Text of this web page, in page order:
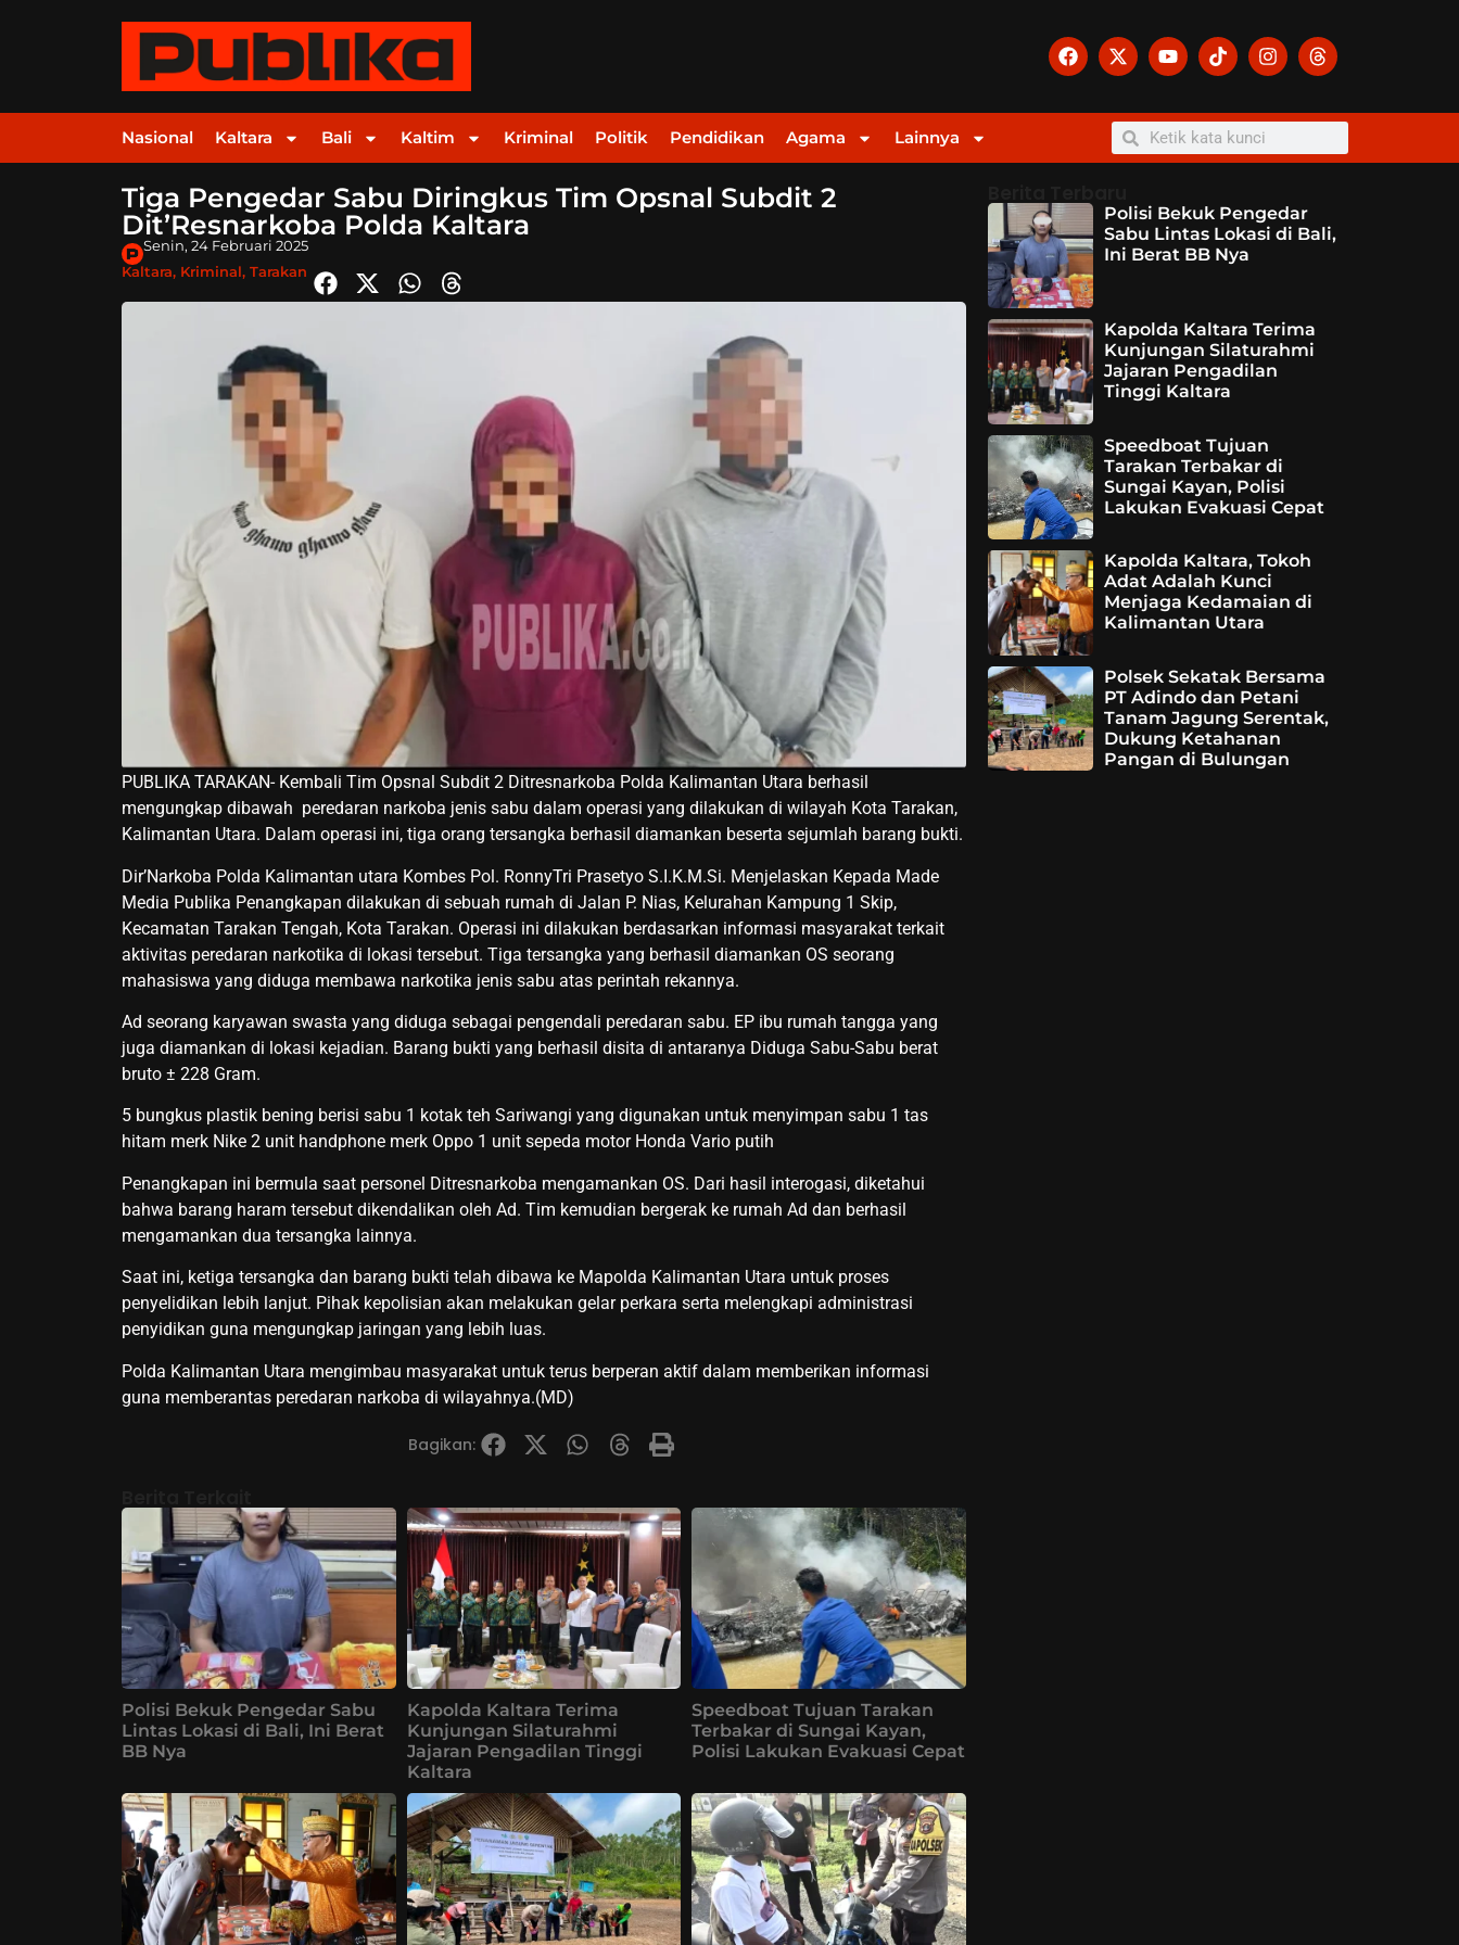
Nasional Kaltara Bali Kaltim Kriminal Politik Pendidikan Agama Lainnya
Tiga Pengedar Sabu Diringkus Tim Opsnal Subdit 2
Dit’Resnarkoba Polda Kaltara
Senin, 24 Februari 2025
Kaltara, Kriminal, Tarakan
PUBLIKA TARAKAN- Kembali Tim Opsnal Subdit 2 Ditresnarkoba Polda Kalimantan Utara berhasil
mengungkap dibawah peredaran narkoba jenis sabu dalam operasi yang dilakukan di wilayah Kota Tarakan,
Kalimantan Utara. Dalam operasi ini, tiga orang tersangka berhasil diamankan beserta sejumlah barang bukti.
Dir’Narkoba Polda Kalimantan utara Kombes Pol. RonnyTri Prasetyo S.I.K.M.Si. Menjelaskan Kepada Made
Media Publika Penangkapan dilakukan di sebuah rumah di Jalan P. Nias, Kelurahan Kampung 1 Skip,
Kecamatan Tarakan Tengah, Kota Tarakan. Operasi ini dilakukan berdasarkan informasi masyarakat terkait
aktivitas peredaran narkotika di lokasi tersebut. Tiga tersangka yang berhasil diamankan OS seorang
mahasiswa yang diduga membawa narkotika jenis sabu atas perintah rekannya.
Ad seorang karyawan swasta yang diduga sebagai pengendali peredaran sabu. EP ibu rumah tangga yang
juga diamankan di lokasi kejadian. Barang bukti yang berhasil disita di antaranya Diduga Sabu-Sabu berat
bruto ± 228 Gram.
5 bungkus plastik bening berisi sabu 1 kotak teh Sariwangi yang digunakan untuk menyimpan sabu 1 tas
hitam merk Nike 2 unit handphone merk Oppo 1 unit sepeda motor Honda Vario putih
Penangkapan ini bermula saat personel Ditresnarkoba mengamankan OS. Dari hasil interogasi, diketahui
bahwa barang haram tersebut dikendalikan oleh Ad. Tim kemudian bergerak ke rumah Ad dan berhasil
mengamankan dua tersangka lainnya.
Saat ini, ketiga tersangka dan barang bukti telah dibawa ke Mapolda Kalimantan Utara untuk proses
penyelidikan lebih lanjut. Pihak kepolisian akan melakukan gelar perkara serta melengkapi administrasi
penyidikan guna mengungkap jaringan yang lebih luas.
Polda Kalimantan Utara mengimbau masyarakat untuk terus berperan aktif dalam memberikan informasi
guna memberantas peredaran narkoba di wilayahnya.(MD)
Bagikan:
Polisi Bekuk Pengedar Sabu
Lintas Lokasi di Bali, Ini Berat
BB Nya
Kapolda Kaltara Terima
Kunjungan Silaturahmi
Jajaran Pengadilan Tinggi
Kaltara
Speedboat Tujuan Tarakan
Terbakar di Sungai Kayan,
Polisi Lakukan Evakuasi Cepat
Polisi Bekuk Pengedar
Sabu Lintas Lokasi di Bali,
Ini Berat BB Nya
Kapolda Kaltara Terima
Kunjungan Silaturahmi
Jajaran Pengadilan
Tinggi Kaltara
Speedboat Tujuan
Tarakan Terbakar di
Sungai Kayan, Polisi
Lakukan Evakuasi Cepat
Kapolda Kaltara, Tokoh
Adat Adalah Kunci
Menjaga Kedamaian di
Kalimantan Utara
Polsek Sekatak Bersama
PT Adindo dan Petani
Tanam Jagung Serentak,
Dukung Ketahanan
Pangan di Bulungan